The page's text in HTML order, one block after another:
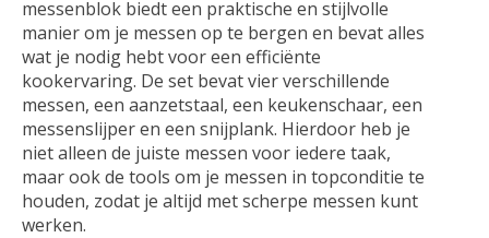
messenblok biedt een praktische en stijlvolle
manier om je messen op te bergen en bevat alles
wat je nodig hebt voor een efficiënte
kookervaring. De set bevat vier verschillende
messen, een aanzetstaal, een keukenschaar, een
messenslijper en een snijplank. Hierdoor heb je
niet alleen de juiste messen voor iedere taak,
maar ook de tools om je messen in topconditie te
houden, zodat je altijd met scherpe messen kunt
werken.